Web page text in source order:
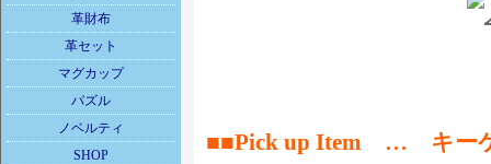
革財布
革セット
マグカップ
パズル
ノベルティ
SHOP
■■Pick up Item … キー